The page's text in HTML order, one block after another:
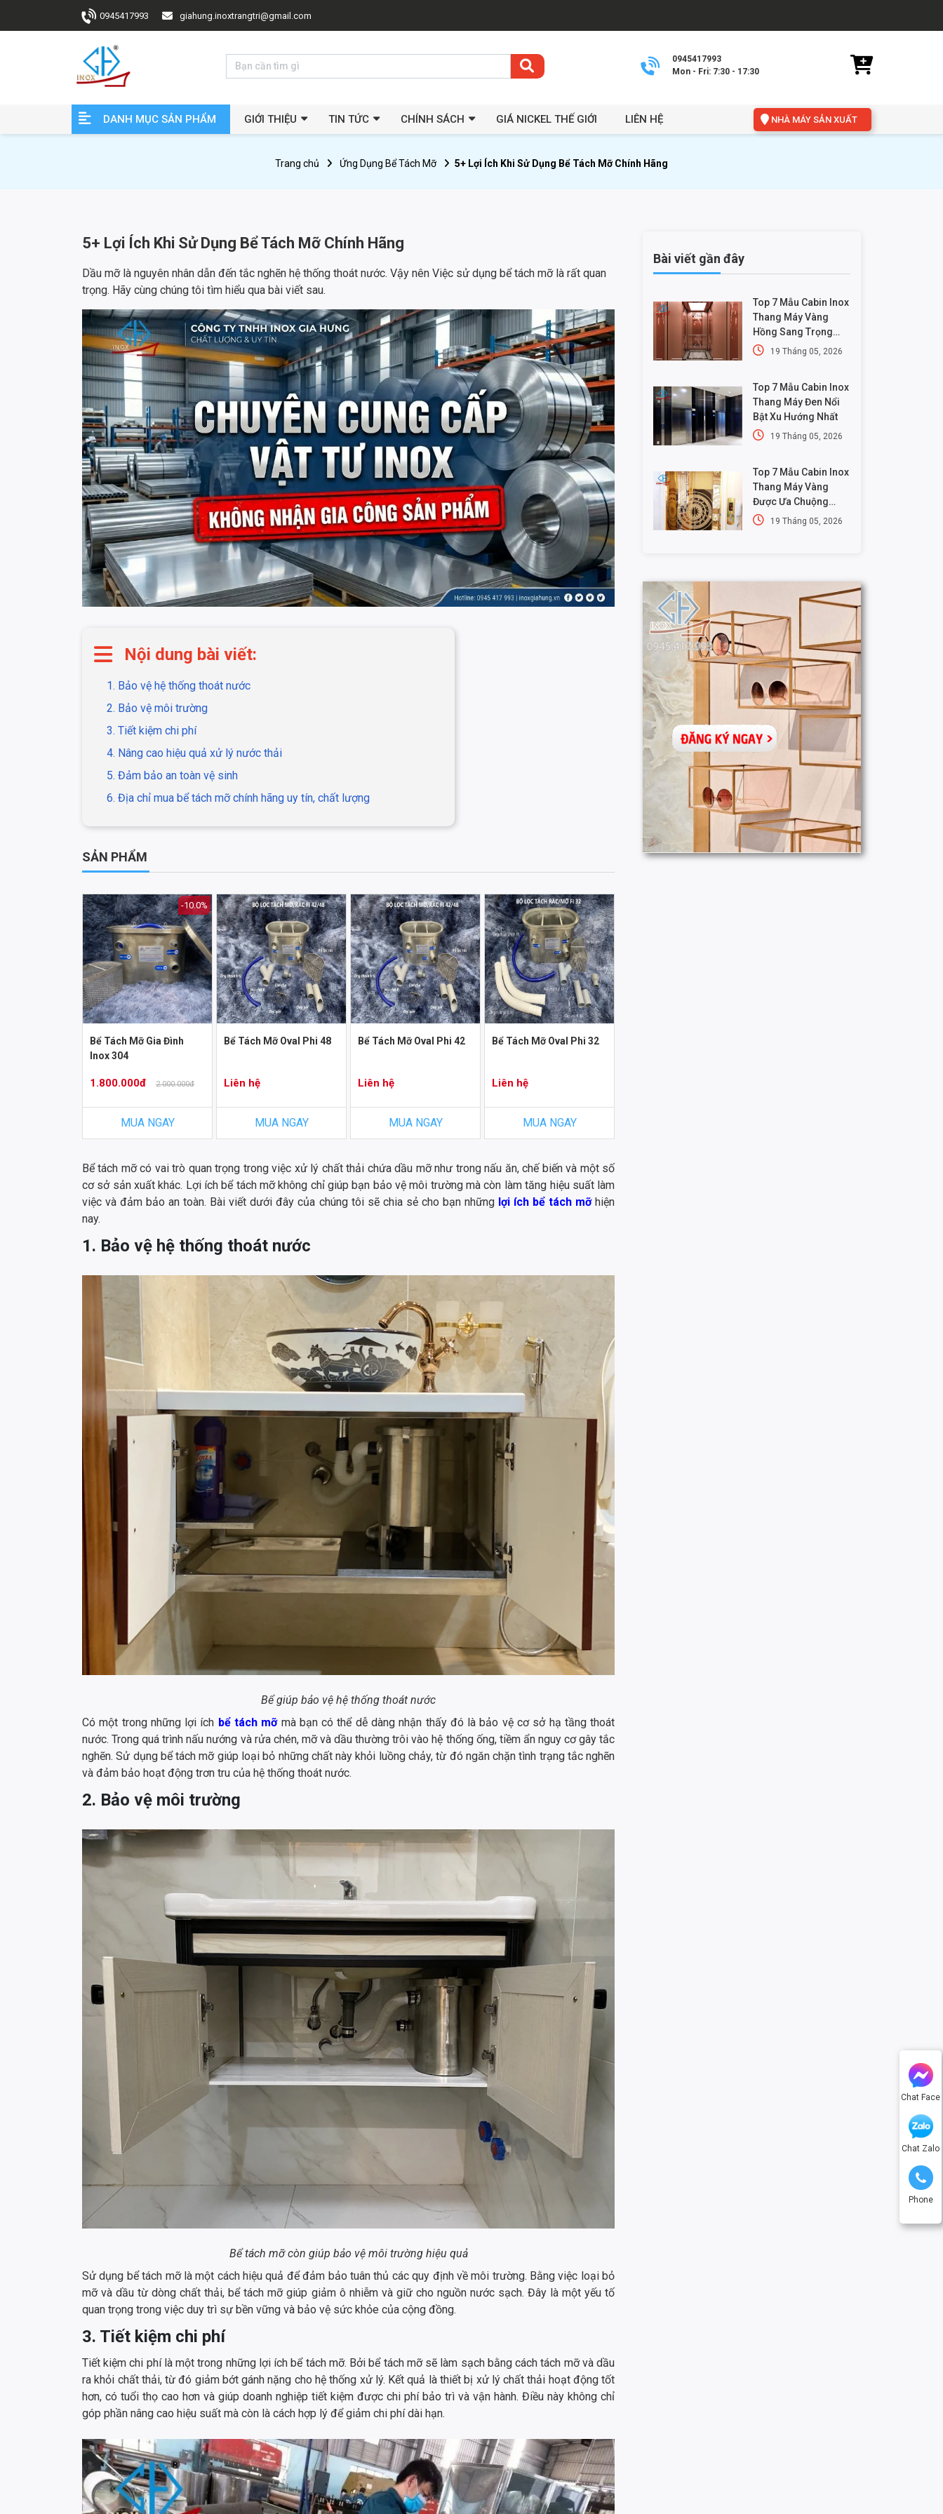
0945417993 giahung.inoxtrangtri@gmail.com
0945417993
Mon - Fri: 7:30 - 17:30
DANH MỤC SẢN PHẨM GIỚI THIỆU TIN TỨC CHÍNH SÁCH GIÁ NICKEL THẾ GIỚI LIÊN HỆ NHÀ MÁY SẢN XUẤT
Chat Face
Chat Zalo
Phone
Trang chủ Ứng Dụng Bể Tách Mỡ 5+ Lợi Ích Khi Sử Dụng Bể Tách Mỡ Chính Hãng
5+ Lợi Ích Khi Sử Dụng Bể Tách Mỡ Chính Hãng
Dầu mỡ là nguyên nhân dẫn đến tắc nghẽn hệ thống thoát nước. Vậy nên Việc sử dụng bể tách mỡ là rất quan
trọng. Hãy cùng chúng tôi tìm hiểu qua bài viết sau.
Nội dung bài viết:
1. Bảo vệ hệ thống thoát nước
2. Bảo vệ môi trường
3. Tiết kiệm chi phí
4. Nâng cao hiệu quả xử lý nước thải
5. Đảm bảo an toàn vệ sinh
6. Địa chỉ mua bể tách mỡ chính hãng uy tín, chất lượng
SẢN PHẨM
-10.0%
Bể Tách Mỡ Gia Đình
Inox 304
1.800.000đ 2.000.000đ
MUA NGAY
Bể Tách Mỡ Oval Phi 48
Liên hệ
MUA NGAY
Bể Tách Mỡ Oval Phi 42
Liên hệ
MUA NGAY
Bể Tách Mỡ Oval Phi 32
Liên hệ
MUA NGAY
Bể tách mỡ có vai trò quan trọng trong việc xử lý chất thải chứa dầu mỡ như trong nấu ăn, chế biến và một số
cơ sở sản xuất khác. Lợi ích bể tách mỡ không chỉ giúp bạn bảo vệ môi trường mà còn làm tăng hiệu suất làm
việc và đảm bảo an toàn. Bài viết dưới đây của chúng tôi sẽ chia sẻ cho bạn những lợi ích bể tách mỡhiện
nay.
1. Bảo vệ hệ thống thoát nước
Bể giúp bảo vệ hệ thống thoát nước
Có một trong những lợi ích bể tách mỡmà bạn có thể dễ dàng nhận thấy đó là bảo vệ cơ sở hạ tầng thoát
nước. Trong quá trình nấu nướng và rửa chén, mỡ và dầu thường trôi vào hệ thống ống, tiềm ẩn nguy cơ gây tắc
nghẽn. Sử dụng bể tách mỡ giúp loại bỏ những chất này khỏi luồng chảy, từ đó ngăn chặn tình trạng tắc nghẽn
và đảm bảo hoạt động trơn tru của hệ thống thoát nước.
2. Bảo vệ môi trường
Bể tách mỡ còn giúp bảo vệ môi trường hiệu quả
Sử dụng bể tách mỡ là một cách hiệu quả để đảm bảo tuân thủ các quy định về môi trường. Bằng việc loại bỏ
mỡ và dầu từ dòng chất thải, bể tách mỡ giúp giảm ô nhiễm và giữ cho nguồn nước sạch. Đây là một yếu tố
quan trọng trong việc duy trì sự bền vững và bảo vệ sức khỏe của cộng đồng.
3. Tiết kiệm chi phí
Tiết kiệm chi phí là một trong những lợi ích bể tách mỡ. Bởi bể tách mỡ sẽ làm sạch bằng cách tách mỡ và dầu
ra khỏi chất thải, từ đó giảm bớt gánh nặng cho hệ thống xử lý. Kết quả là thiết bị xử lý chất thải hoạt động tốt
hơn, có tuổi thọ cao hơn và giúp doanh nghiệp tiết kiệm được chi phí bảo trì và vận hành. Điều này không chỉ
góp phần nâng cao hiệu suất mà còn là cách hợp lý để giảm chi phí dài hạn.
Bài viết gần đây
Top 7 Mẫu Cabin Inox
Thang Máy Vàng
Hồng Sang Trọng
Nhất19 Tháng 05, 2026
Top 7 Mẫu Cabin Inox
Thang Máy Đen Nổi
Bật Xu Hướng Nhất
19 Tháng 05, 2026
Top 7 Mẫu Cabin Inox
Thang Máy Vàng
Được Ưa Chuộng
Nhất19 Tháng 05, 2026